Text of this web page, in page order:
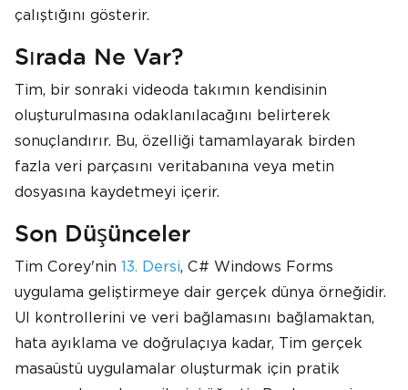
çalıştığını gösterir.
Sırada Ne Var?
Tim, bir sonraki videoda takımın kendisinin
oluşturulmasına odaklanılacağını belirterek
sonuçlandırır. Bu, özelliği tamamlayarak birden
fazla veri parçasını veritabanına veya metin
dosyasına kaydetmeyi içerir.
Son Düşünceler
Tim Corey'nin 13. Dersi, C# Windows Forms
uygulama geliştirmeye dair gerçek dünya örneğidir.
UI kontrollerini ve veri bağlamasını bağlamaktan,
hata ayıklama ve doğrulaçıya kadar, Tim gerçek
masaüstü uygulamalar oluşturmak için pratik